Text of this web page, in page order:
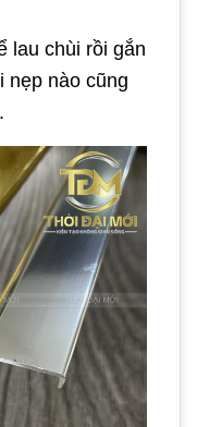
lau chùi rồi gắn
nẹp nào cũng